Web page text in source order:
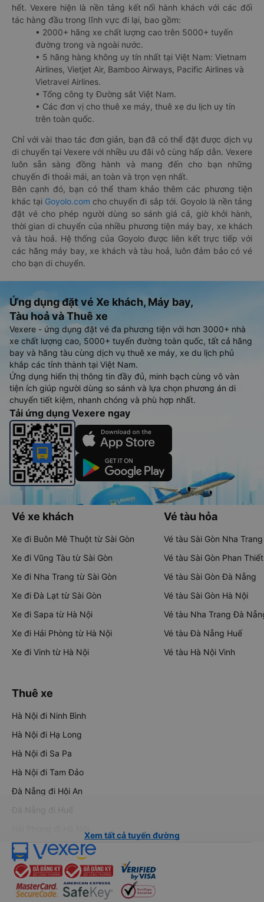
hết. Vexere hiện là nền tảng kết nối hành khách với các đối
tác hàng đầu trong lĩnh vực đi lại, bao gồm:
• 2000+ hãng xe chất lượng cao trên 5000+ tuyến
đường trong và ngoài nước.
• 5 hãng hàng không uy tín nhất tại Việt Nam: Vietnam
Airlines, Vietjet Air, Bamboo Airways, Pacific Airlines và
Vietravel Airlines.
• Tổng công ty Đường sắt Việt Nam.
• Các đơn vị cho thuê xe máy, thuê xe du lịch uy tín
trên toàn quốc.
Chỉ với vài thao tác đơn giản, bạn đã có thể đặt được dịch vụ
di chuyển tại Vexere với nhiều ưu đãi vô cùng hấp dẫn. Vexere
luôn sẵn sàng đồng hành và mang đến cho bạn những
chuyến đi thoải mái, an toàn và trọn vẹn nhất.
Bên cạnh đó, bạn có thể tham khảo thêm các phương tiện
khác tại Goyolo.com cho chuyến đi sắp tới. Goyolo là nền tảng
đặt vé cho phép người dùng so sánh giá cả, giờ khởi hành,
thời gian di chuyển của nhiều phương tiện máy bay, xe khách
và tàu hoả. Hệ thống của Goyolo được liên kết trực tiếp với
các hãng máy bay, xe khách và tàu hoả, luôn đảm bảo có vé
cho bạn di chuyển.
Ứng dụng đặt vé Xe khách, Máy bay,
Tàu hoả và Thuê xe
Vexere - ứng dụng đặt vé đa phương tiện với hơn 3000+ nhà
xe chất lượng cao, 5000+ tuyến đường toàn quốc, tất cả hãng
bay và hãng tàu cùng dịch vụ thuê xe máy, xe du lịch phủ
khắp các tỉnh thành tại Việt Nam.
Ứng dụng hiển thị thông tin đầy đủ, minh bạch cùng vô vàn
tiện ích giúp người dùng so sánh và lựa chọn phương án di
chuyển tiết kiệm, nhanh chóng và phù hợp nhất.
Tải ứng dụng Vexere ngay
Vé xe khách
Xe đi Buôn Mê Thuột từ Sài Gòn
Xe đi Vũng Tàu từ Sài Gòn
Xe đi Nha Trang từ Sài Gòn
Xe đi Đà Lạt từ Sài Gòn
Xe đi Sapa từ Hà Nội
Xe đi Hải Phòng từ Hà Nội
Xe đi Vinh từ Hà Nội
Vé tàu hỏa
Vé tàu Sài Gòn Nha Trang
Vé tàu Sài Gòn Phan Thiết
Vé tàu Sài Gòn Đà Nẵng
Vé tàu Sài Gòn Hà Nội
Vé tàu Nha Trang Đà
Vé tàu Đà Nẵng Huế
Vé tàu Hà Nội Vinh
Thuê xe
Hà Nội đi Ninh Bình
Hà Nội đi Hạ Long
Hà Nội đi Sa Pa
Hà Nội đi Tam Đảo
Đà Nẵng đi Hội An
Đà Nẵng đi Huế
Xem tất cả tuyến đường